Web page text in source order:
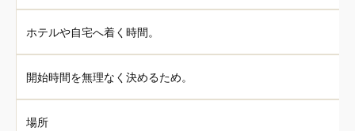
ホテルや自宅へ着く時間。
開始時間を無理なく決めるため。
場所